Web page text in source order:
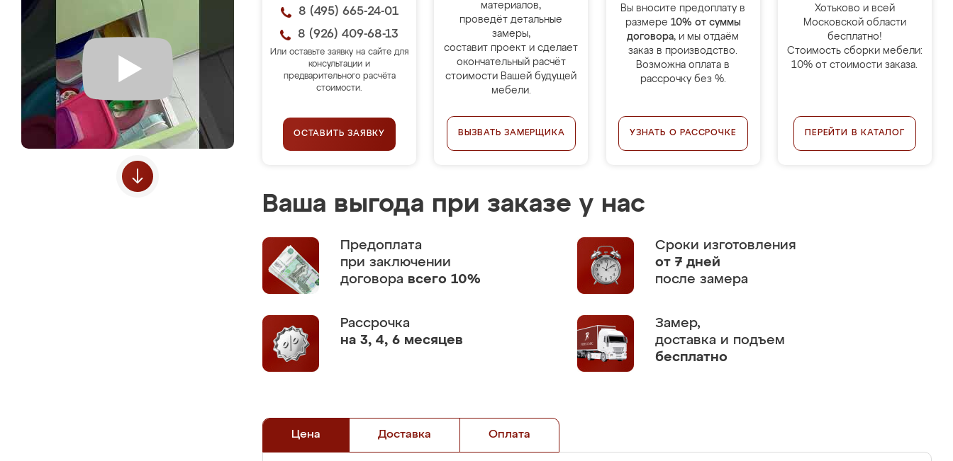
8 (495) 665-24-01
8 (926) 409-68-13
Или оставьте заявку на сайте для
консультации и
предварительного расчёта
стоимости.
ОСТАВИТЬ ЗАЯВКУ
материалов,
проведёт детальные
замеры,
составит проект и сделает
окончательный расчёт
стоимости Вашей будущей
мебели.
ВЫЗВАТЬ ЗАМЕРЩИКА
Вы вносите предоплату в
размере 10% от суммы
договора, и мы отдаём
заказ в производство.
Возможна оплата в
рассрочку без %.
УЗНАТЬ О РАССРОЧКЕ
Хотьково и всей
Московской области
бесплатно!
Стоимость сборки мебели:
10% от стоимости заказа.
ПЕРЕЙТИ В КАТАЛОГ
Ваша выгода при заказе у нас
Предоплата
при заключении
договора всего 10%
Сроки изготовления
от 7 дней
после замера
Рассрочка
на 3, 4, 6 месяцев
Замер,
доставка и подъем
бесплатно
Цена Доставка Оплата